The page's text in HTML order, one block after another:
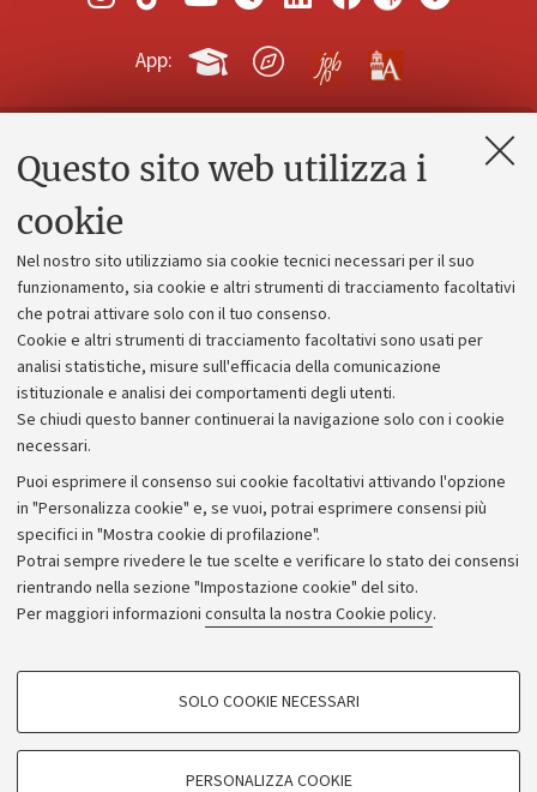
Questo sito web utilizza i
cookie
Nel nostro sito utilizziamo sia cookie tecnici necessari per il suo
funzionamento, sia cookie e altri strumenti di tracciamento facoltativi
che potrai attivare solo con il tuo consenso.
Cookie e altri strumenti di tracciamento facoltativi sono usati per
analisi statistiche, misure sull'efficacia della comunicazione
istituzionale e analisi dei comportamenti degli utenti.
Se chiudi questo banner continuerai la navigazione solo con i cookie
necessari.
Puoi esprimere il consenso sui cookie facoltativi attivando l'opzione
in "Personalizza cookie" e, se vuoi, potrai esprimere consensi più
specifici in "Mostra cookie di profilazione".
Potrai sempre rivedere le tue scelte e verificare lo stato dei consensi
rientrando nella sezione "Impostazione cookie" del sito.
Per maggiori informazioni consulta la nostra Cookie policy.
COOKIE DI PROFILAZIONE - FACOLTATIVI
SOLO COOKIE NECESSARI
PERSONALIZZA COOKIE
App:
Contatti e PEC
Alumni community
Piano strategico
Bilanci
Donazioni e 5x1000
Bandi, gare e concorsi
Albo online
Amministrazione trasparente
Atti di notifica
Informazioni sul sito e accessibilità
Dichiarazione di accessibilità
Privacy e note legali
Impostazioni Cookie